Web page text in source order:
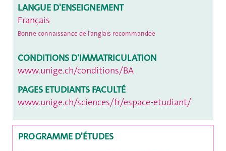
LANGUE D'ENSEIGNEMENT
Français
Bonne connaissance de l'anglais recommandée
CONDITIONS D'IMMATRICULATION
www.unige.ch/conditions/BA
PAGES ETUDIANTS FACULTÉ
www.unige.ch/sciences/fr/espace-etudiant/
PROGRAMME D'ÉTUDES